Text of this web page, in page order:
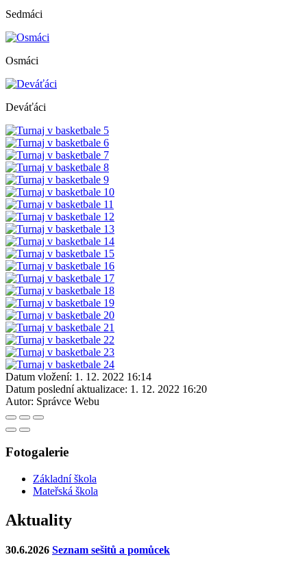
Sedmáci
Osmáci
Deváťáci
Datum vložení: 1. 12. 2022 16:14
Datum poslední aktualizace: 1. 12. 2022 16:20
Autor: Správce Webu
Fotogalerie
Základní škola
Mateřská škola
Aktuality
30.6.2026 Seznam sešitů a pomůcek